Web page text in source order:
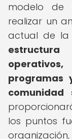
modelo de
realizar un
actual de la
programas
comunidad
los puntos